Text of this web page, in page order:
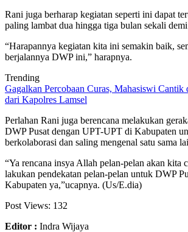
Rani juga berharap kegiatan seperti ini dapat
paling lambat dua hingga tiga bulan sekali
“Harapannya kegiatan kita ini semakin baik,
berjalannya DWP ini,” harapnya.
Trending
Gagalkan Percobaan Curas, Mahasiswi Cantik
dari Kapolres Lamsel
Perlahan Rani juga berencana melakukan
DWP Pusat dengan UPT-UPT di Kabupaten
berkolaborasi dan saling mengenal satu sama
“Ya rencana insya Allah pelan-pelan akan kita
lakukan pendekatan pelan-pelan untuk DWP
Kabupaten ya,”ucapnya. (Us/E.dia)
Post Views: 132
Editor : Indra Wijaya